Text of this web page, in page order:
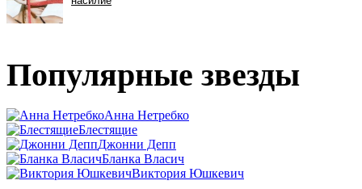
Популярные звезды
Анна Нетребко
Блестящие
Джонни Депп
Бланка Власич
Виктория Юшкевич